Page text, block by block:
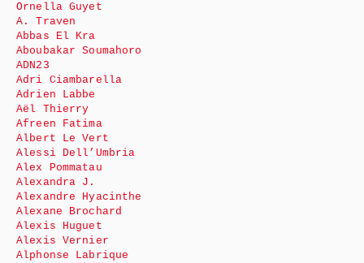
Ornella Guyet
A. Traven
Abbas El Kra
Aboubakar Soumahoro
ADN23
Adri Ciambarella
Adrien Labbe
Aël Thierry
Afreen Fatima
Albert Le Vert
Alessi Dell’Umbria
Alex Pommatau
Alexandra J.
Alexandre Hyacinthe
Alexane Brochard
Alexis Huguet
Alexis Vernier
Alphonse Labrique